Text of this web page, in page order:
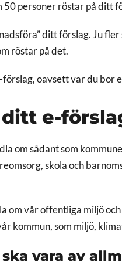
50 personer röstar på ditt
ditt förslag. Ju
röstar på det.
oavsett var du bor
e-
om sådant som
skola och
om vår offentliga miljö
kommun, som miljö,
vara av